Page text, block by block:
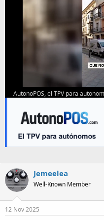
c
i
AutonoPOS, el TPV para
Jemeelea
Well-Known Member
12 Nov 2025